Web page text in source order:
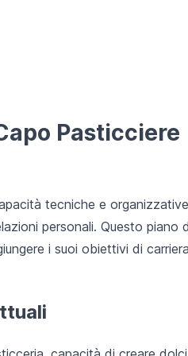
Pasticciere
tecniche e
personali. Questo piano
i suoi obiettivi di